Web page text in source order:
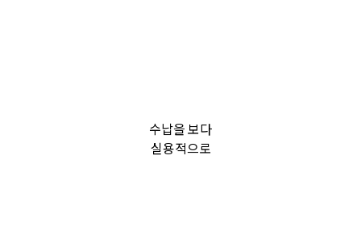
수납을 보다
실용적으로